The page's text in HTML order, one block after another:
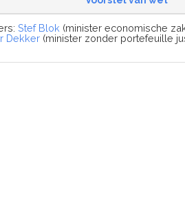
Stef Blok (minister economische
Dekker(minister zonder portefeuille